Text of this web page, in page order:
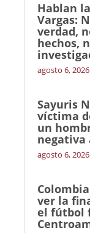
Hablan
Vargas:
verdad,
hechos,
agosto 6, 2026
Sayuris
víctima
un
negativa
agosto 6, 2026
ver la
el fútbol